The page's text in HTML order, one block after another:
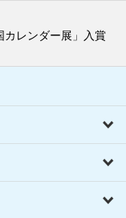
カレンダー展」入賞